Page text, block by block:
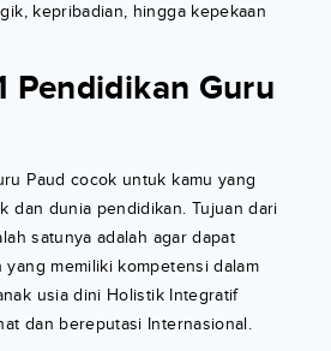
kepribadian, hingga kepekaan
Pendidikan Guru
Paud cocok untuk kamu yang
dan dunia pendidikan. Tujuan dari
satunya adalah agar dapat
memiliki kompetensi dalam
usia dini Holistik Integratif
dan bereputasi Internasional.